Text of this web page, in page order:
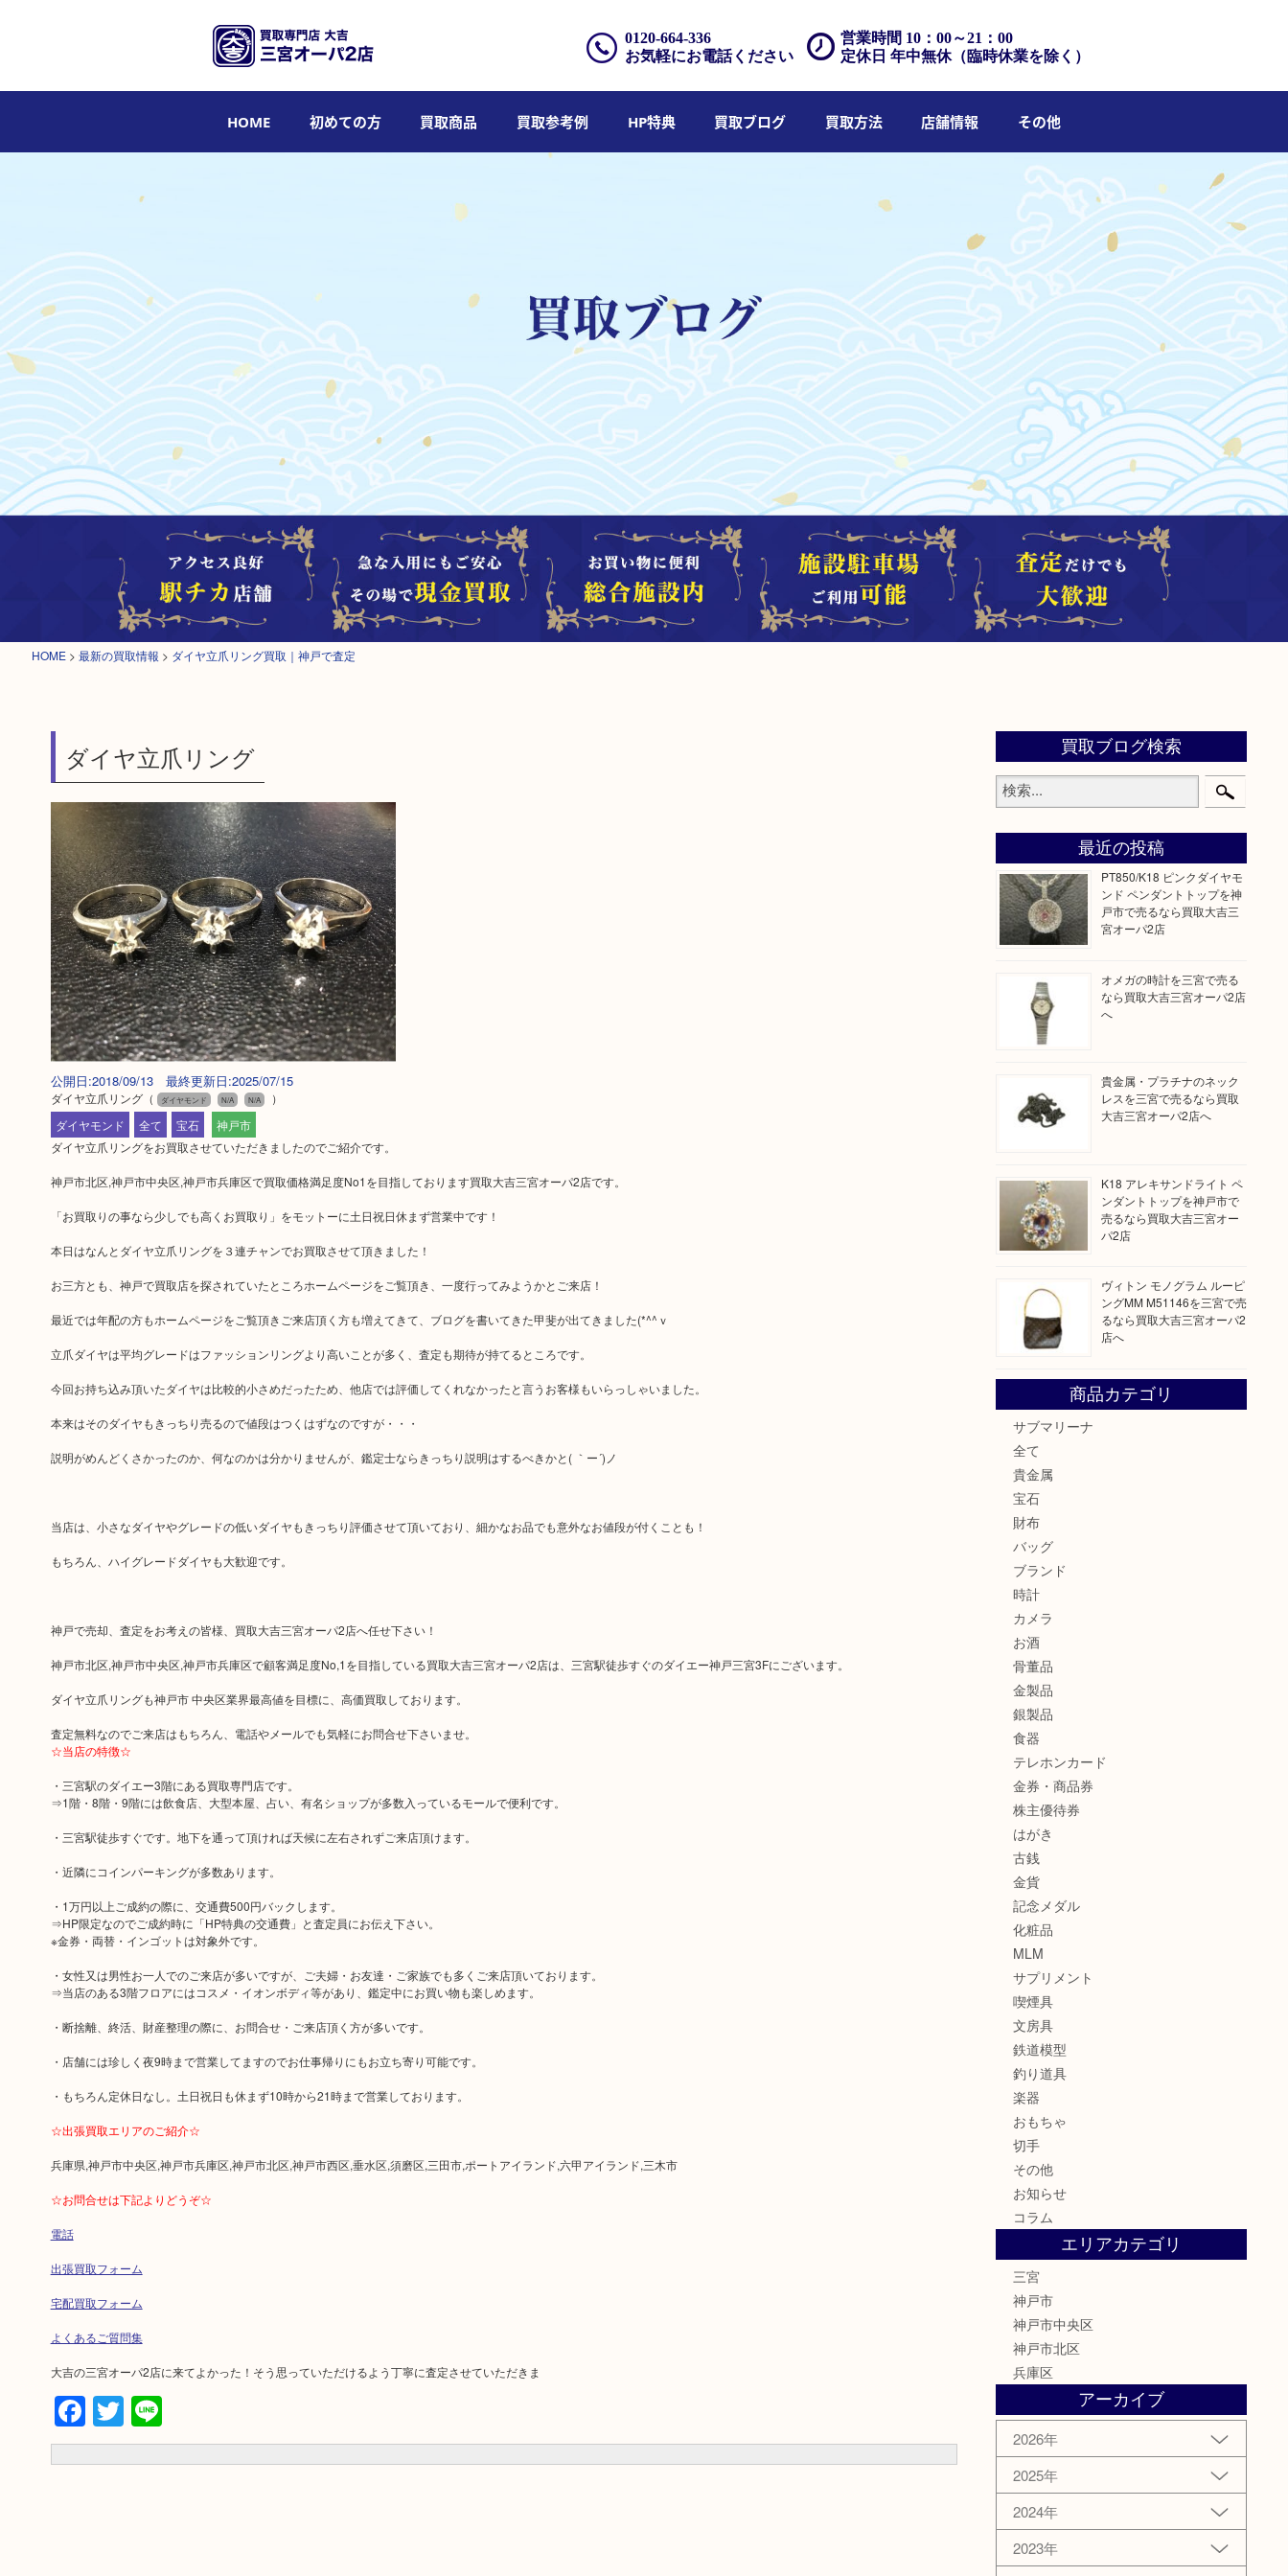
営業時間 10：00～21：00
定休日 年中無休（臨時休業を除く）
0120-664-336
お気軽にお電話ください
HOME 初めての方 買取商品 買取参考例 HP特典 買取ブログ 買取方法 店舗情報 その他
HOME > 最新の買取情報 > ダイヤ立爪リング買取｜神戸で査定
ダイヤ立爪リング
公開日:2018/09/13 最終更新日:2025/07/15
ダイヤ立爪リング（ ダイヤモンド N/A N/A
）
ダイヤモンド
全て 宝石
神戸市
ダイヤ立爪リングをお買取させていただきましたのでご紹介です。
神戸市北区,神戸市中央区,神戸市兵庫区で買取価格満足度No1を目指しております買取大吉三宮オーパ2店です。
「お買取りの事なら少しでも高くお買取り」をモットーに土日祝日休まず営業中です！
本日はなんとダイヤ立爪リングを３連チャンでお買取させて頂きました！
お三方とも、神戸で買取店を探されていたところホームページをご覧頂き、一度行ってみようかとご来店！
最近では年配の方もホームページをご覧頂きご来店頂く方も増えてきて、ブログを書いてきた甲斐が出てきました(*^^ｖ
立爪ダイヤは平均グレードはファッションリングより高いことが多く、査定も期待が持てるところです。
今回お持ち込み頂いたダイヤは比較的小さめだったため、他店では評価してくれなかったと言うお客様もいらっしゃいました。
本来はそのダイヤもきっちり売るので値段はつくはずなのですが・・・
説明がめんどくさかったのか、何なのかは分かりませんが、鑑定士ならきっちり説明はするべきかと( ｀ー´)ノ
当店は、小さなダイヤやグレードの低いダイヤもきっちり評価させて頂いており、細かなお品でも意外なお値段が付くことも！
もちろん、ハイグレードダイヤも大歓迎です。
神戸で売却、査定をお考えの皆様、買取大吉三宮オーパ2店へ任せ下さい！
神戸市北区,神戸市中央区,神戸市兵庫区で顧客満足度No,1を目指している買取大吉三宮オーパ2店は、三宮駅徒歩すぐのダイエー神戸三宮3Fにございます。
ダイヤ立爪リングも神戸市 中央区業界最高値を目標に、高価買取しております。
査定無料なのでご来店はもちろん、電話やメールでも気軽にお問合せ下さいませ。
☆当店の特徴☆
・三宮駅のダイエー3階にある買取専門店です。
⇒1階・8階・9階には飲食店、大型本屋、占い、有名ショップが多数入っているモールで便利です。
・三宮駅徒歩すぐです。地下を通って頂ければ天候に左右されずご来店頂けます。
・近隣にコインパーキングが多数あります。
・1万円以上ご成約の際に、交通費500円バックします。
⇒HP限定なのでご成約時に「HP特典の交通費」と査定員にお伝え下さい。
※金券・両替・インゴットは対象外です。
・女性又は男性お一人でのご来店が多いですが、ご夫婦・お友達・ご家族でも多くご来店頂いております。
⇒当店のある3階フロアにはコスメ・イオンボディ等があり、鑑定中にお買い物も楽しめます。
・断捨離、終活、財産整理の際に、お問合せ・ご来店頂く方が多いです。
・店舗には珍しく夜9時まで営業してますのでお仕事帰りにもお立ち寄り可能です。
・もちろん定休日なし。土日祝日も休まず10時から21時まで営業しております。
☆出張買取エリアのご紹介☆
兵庫県,神戸市中央区,神戸市兵庫区,神戸市北区,神戸市西区,垂水区,須磨区,三田市,ポートアイランド,六甲アイランド,三木市
☆お問合せは下記よりどうぞ☆
電話
出張買取フォーム
宅配買取フォーム
よくあるご質問集
大吉の三宮オーパ2店に来てよかった！そう思っていただけるよう丁寧に査定させていただきま
Facebook
Twitter
Line
買取ブログ検索
最近の投稿
PT850/K18 ピンクダイヤモ
ンド ペンダントトップを神
戸市で売るなら買取大吉三
宮オーパ2店
オメガの時計を三宮で売る
なら買取大吉三宮オーパ2店
へ
貴金属・プラチナのネック
レスを三宮で売るなら買取
大吉三宮オーパ2店へ
K18 アレキサンドライト ペ
ンダントトップを神戸市で
売るなら買取大吉三宮オー
パ2店
ヴィトン モノグラム ルーピ
ングMM M51146を三宮で売
るなら買取大吉三宮オーパ2
店へ
商品カテゴリ
サブマリーナ
全て
貴金属
宝石
財布
バッグ
ブランド
時計
カメラ
お酒
骨董品
金製品
銀製品
食器
テレホンカード
金券・商品券
株主優待券
はがき
古銭
金貨
記念メダル
化粧品
MLM
サプリメント
喫煙具
文房具
鉄道模型
釣り道具
楽器
おもちゃ
切手
その他
お知らせ
コラム
エリアカテゴリ
三宮
神戸市
神戸市中央区
神戸市北区
兵庫区
アーカイブ
2026年
2025年
2024年
2023年